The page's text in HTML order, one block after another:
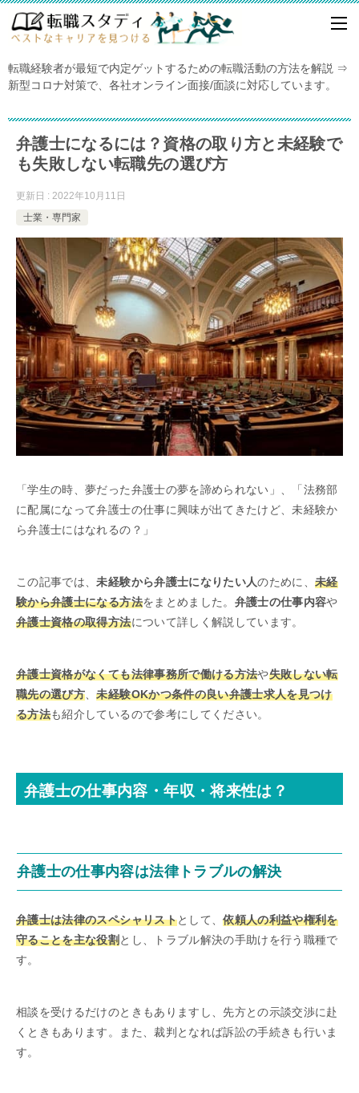
転職経験者が最短で内定ゲットするための転職活動の方法を解説 ⇒
新型コロナ対策で、各社オンライン面接/面談に対応しています。
弁護士になるには？資格の取り方と未経験で
も失敗しない転職先の選び方
更新日 : 2022年10月11日
士業・専門家
「学生の時、夢だった弁護士の夢を諦められない」、「法務部
に配属になって弁護士の仕事に興味が出てきたけど、未経験か
ら弁護士にはなれるの？」
この記事では、未経験から弁護士になりたい人のために、未経
験から弁護士になる方法をまとめました。 弁護士の仕事内容や
弁護士資格の取得方法について詳しく解説しています。
弁護士資格がなくても法律事務所で働ける方法や失敗しない転
職先の選び方 、未経験OKかつ条件の良い弁護士求人を見つけ
る方法も紹介しているので参考にしてください。
弁護士の仕事内容・年収・将来性は？
弁護士の仕事内容は法律トラブルの解決
弁護士は法律のスペシャリストとして、依頼人の利益や権利を
守ることを主な役割とし、トラブル解決の手助けを行う職種で
す。
相談を受けるだけのときもありますし、先方との示談交渉に赴
くときもあります。また、裁判となれば訴訟の手続きも行いま
す。